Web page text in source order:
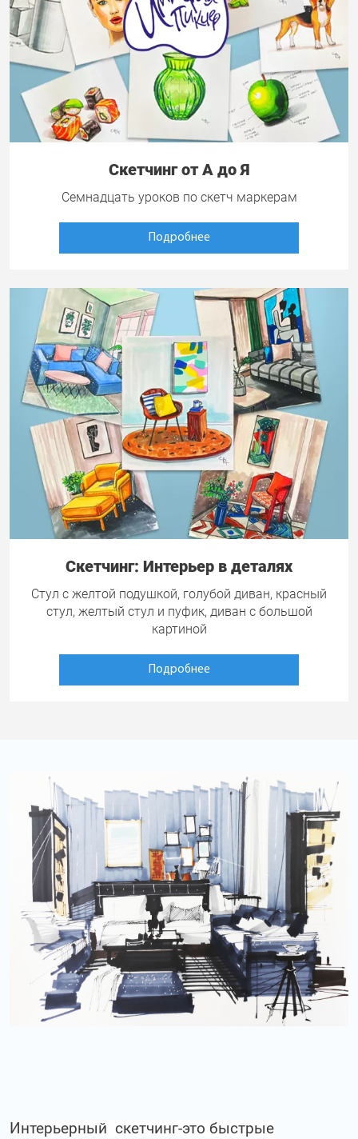
Скетчинг от А до Я
Семнадцать уроков по скетч маркерам
Подробнее
Скетчинг: Интерьер в деталях
Стул с желтой подушкой, голубой диван, красный
стул, желтый стул и пуфик, диван с большой
картиной
Подробнее
Интерьерный скетчинг-это быстрые